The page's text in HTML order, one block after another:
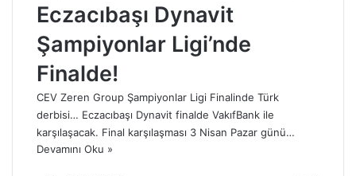
Eczacıbaşı Dynavit
Şampiyonlar Ligi’nde
Finalde!
CEV Zeren Group Şampiyonlar Ligi Finalinde Türk
derbisi… Eczacıbaşı Dynavit finalde VakıfBank ile
karşılaşacak. Final karşılaşması 3 Nisan Pazar günü…
Devamını Oku »